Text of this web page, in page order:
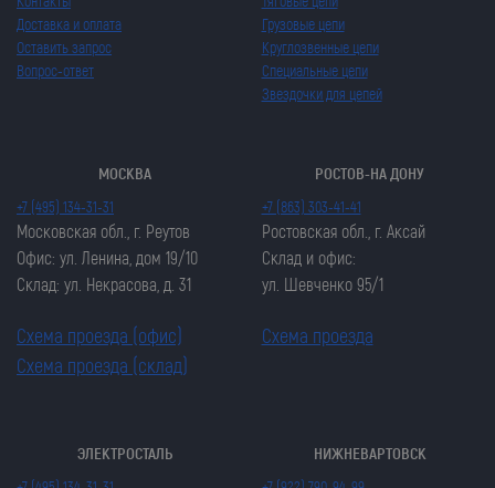
Доставка и оплата
Оставить запрос
Вопрос-ответ
Грузовые цепи
Круглозвенные цепи
Специальные цепи
Звездочки для цепей
МОСКВА
+7 (495) 134-31-31
Московская обл., г. Реутов
Офис: ул. Ленина, дом 19/10
Склад: ул. Некрасова, д. 31
Схема проезда (офис)
Схема проезда (склад)
РОСТОВ-НА ДОНУ
+7 (863) 303-41-41
Ростовская обл., г. Аксай
Склад и офис:
ул. Шевченко 95/1
Схема проезда
ЭЛЕКТРОСТАЛЬ НИЖНЕВАРТОВСК
Закрыть попап
Закрыть попап